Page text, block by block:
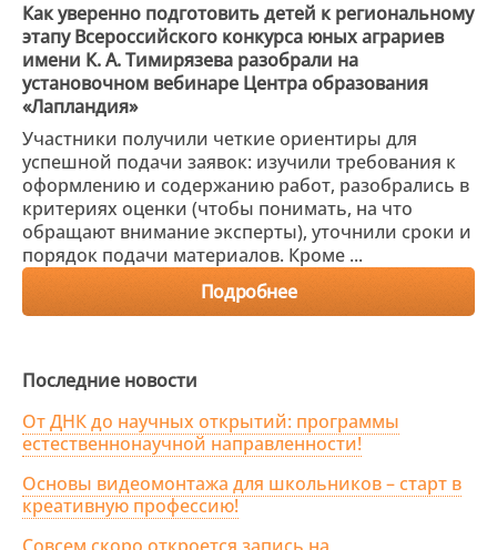
Как уверенно подготовить детей к региональному
этапу Всероссийского конкурса юных аграриев
имени К. А. Тимирязева разобрали на
установочном вебинаре Центра образования
«Лапландия»
Участники получили четкие ориентиры для
успешной подачи заявок: изучили требования к
оформлению и содержанию работ, разобрались в
критериях оценки (чтобы понимать, на что
обращают внимание эксперты), уточнили сроки и
порядок подачи материалов. Кроме ...
Подробнее
Последние новости
От ДНК до научных открытий: программы
естественнонаучной направленности!
Основы видеомонтажа для школьников – старт в
креативную профессию!